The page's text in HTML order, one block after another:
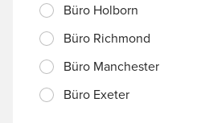
Büro Holborn
Büro Richmond
Büro Manchester
Büro Exeter